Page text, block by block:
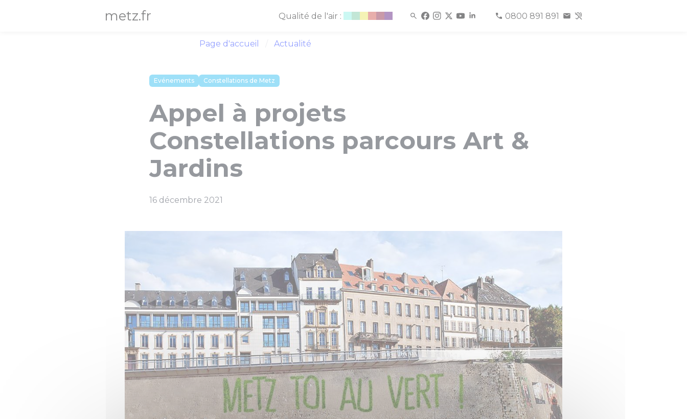
metz.fr Qualité de l'air : 0800 891 891
Page d'accueil Actualité
Evénements Constellations de Metz
Appel à projets
Constellations parcours Art &
Jardins
16 décembre 2021